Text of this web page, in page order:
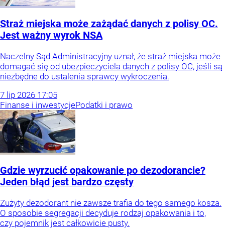
Straż miejska może zażądać danych z polisy OC.
Jest ważny wyrok NSA
Naczelny Sąd Administracyjny uznał, że straż miejska może
domagać się od ubezpieczyciela danych z polisy OC, jeśli są
niezbędne do ustalenia sprawcy wykroczenia.
7 lip 2026 17:05
Finanse i inwestycjePodatki i prawo
Gdzie wyrzucić opakowanie po dezodorancie?
Jeden błąd jest bardzo częsty
Zużyty dezodorant nie zawsze trafia do tego samego kosza.
O sposobie segregacji decyduje rodzaj opakowania i to,
czy pojemnik jest całkowicie pusty.